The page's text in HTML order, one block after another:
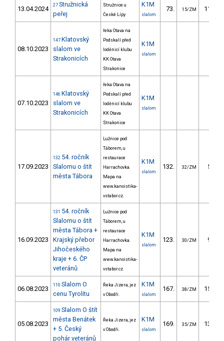
13.04.2024 27 Stružnická
peřej
Stružnice u
České Lípy
K1M
slalom
73. 15/ZM 111.80
08.10.2023
147 Klatovský
slalom ve
Strakonicích
řeka Otava na
Podskalí před
loděnicí klubu
KK Otava
Strakonice
K1M
slalom
07.10.2023
146 Klatovský
slalom ve
Strakonicích
řeka Otava na
Podskalí před
loděnicí klubu
KK Otava
Strakonice
K1M
slalom
17.09.2023
132 54. ročník
Slalomu o štít
města Tábora
Lužnice pod
Táborem, u
restaurace
Harrachovka.
Mapa na
www.kanoistika-
vstabor.cz.
K1M
slalom
132. 32/ZM 54.99
16.09.2023
131 54. ročník
Slalomu o štít
města Tábora +
Krajský přebor
Jihočeského
kraje + 6. ČP
veteránů
Lužnice pod
Táborem, u
restaurace
Harrachovka.
Mapa na
www.kanoistika-
vstabor.cz.
K1M
slalom
123. 30/ZM 93.85
06.08.2023 110 Slalom O
cenu Tyrolitu
Řeka Jizera, jez
v Obodři.
K1M
slalom
167. 38/ZM 151.32
05.08.2023
109 Slalom O štít
města Benátek
+ 5. Český
pohár veteránů
Řeka Jizera, jez
v Obodři.
K1M
slalom
169. 35/ZM 139.35